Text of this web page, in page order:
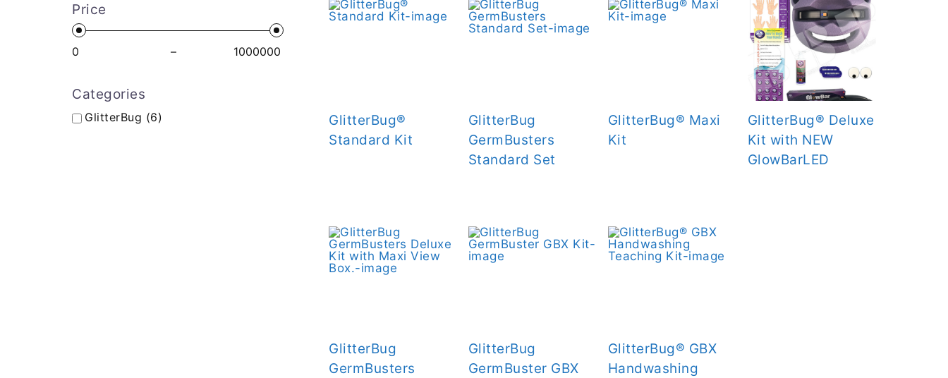
Price
–
Categories
GlitterBug (6)
GlitterBug®
Standard Kit
GlitterBug
GermBusters
Standard Set
GlitterBug® Maxi
Kit
GlitterBug® Deluxe
Kit with NEW
GlowBarLED
GlitterBug
GermBusters
GlitterBug
GermBuster GBX
GlitterBug® GBX
Handwashing